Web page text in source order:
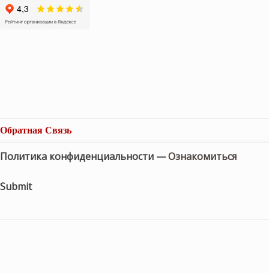
Обратная Связь
Политика конфиденциальности —Ознакомиться
Submit